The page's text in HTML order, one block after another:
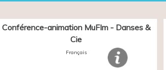
Conférence-animation MuFIm - Danses &
Cie
Français